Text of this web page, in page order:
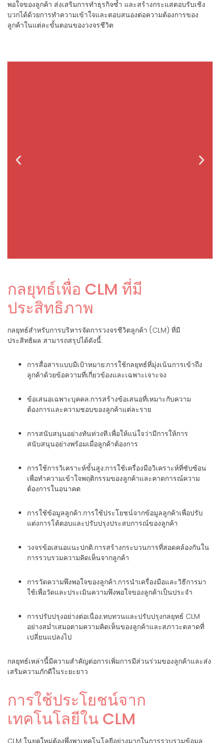
พอใจของลูกค้า ส่งเสริมการทำธุรกิจซ้ำ และสร้างกระแสตอบรับเชิง
บวกได้ด้วยการทำความเข้าใจและตอบสนองต่อความต้องการของ
ลูกค้าในแต่ละขั้นตอนของวงจรชีวิต
การออกแบบและการ
จัดการโปรแกรมความ
เราสร้างและจัดการโปรแกรมความภักดีที่
ปรับแต่งได้ โดยเน้นที่การตอบแทนความ
ภักดีของลูกค้าและเพิ่มการรักษาฐานลูกค้า
ความภักดีที่เป็นเอกลักษณ์ บูรณาการเข้า
กับประสบการณ์ของลูกค้าอย่างราบรื่น และ
ประเมินประสิทธิผลอย่างต่อเนื่อง
กลยุทธ์เพื่อ CLM ที่มี
ประสิทธิภาพ
กลยุทธ์สำหรับการบริหารจัดการวงจรชีวิตลูกค้า (CLM) ที่มี
ประสิทธิผล สามารถสรุปได้ดังนี้:
การสื่อสารแบบมีเป้าหมาย:การใช้กลยุทธ์ที่มุ่งเน้นการเข้าถึง
ลูกค้าด้วยข้อความที่เกี่ยวข้องและเฉพาะเจาะจง
ข้อเสนอเฉพาะบุคคล:การสร้างข้อเสนอที่เหมาะกับความ
ต้องการและความชอบของลูกค้าแต่ละราย
การสนับสนุนอย่างทันท่วงที:เพื่อให้แน่ใจว่ามีการให้การ
สนับสนุนอย่างพร้อมเมื่อลูกค้าต้องการ
การใช้การวิเคราะห์ขั้นสูง:การใช้เครื่องมือวิเคราะห์ที่ซับซ้อน
เพื่อทำความเข้าใจพฤติกรรมของลูกค้าและคาดการณ์ความ
ต้องการในอนาคต
การใช้ข้อมูลลูกค้า:การใช้ประโยชน์จากข้อมูลลูกค้าเพื่อปรับ
แต่งการโต้ตอบและปรับปรุงประสบการณ์ของลูกค้า
วงจรข้อเสนอแนะปกติ:การสร้างกระบวนการที่สอดคล้องกันใน
การรวบรวมความคิดเห็นจากลูกค้า
การวัดความพึงพอใจของลูกค้า:การนำเครื่องมือและวิธีการมา
ใช้เพื่อวัดและประเมินความพึงพอใจของลูกค้าเป็นประจำ
การปรับปรุงอย่างต่อเนื่อง:ทบทวนและปรับปรุงกลยุทธ์ CLM
อย่างสม่ำเสมอตามความคิดเห็นของลูกค้าและสภาวะตลาดที่
เปลี่ยนแปลงไป
กลยุทธ์เหล่านี้มีความสำคัญต่อการเพิ่มการมีส่วนร่วมของลูกค้าและส่ง
เสริมความภักดีในระยะยาว
การใช้ประโยชน์จาก
เทคโนโลยีใน CLM
CLM ในยุคใหม่ต้องพึ่งพาเทคโนโลยีอย่างมากในการรวบรวมข้อมูล